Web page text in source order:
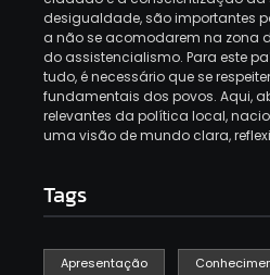
desigualdade, são importantes
a não se acomodarem na zona
do assistencialismo. Para este
tudo, é necessário que se
fundamentais dos povos. Aqui,
relevantes da política local,
uma visão de mundo clara,
Tags
Apresentação